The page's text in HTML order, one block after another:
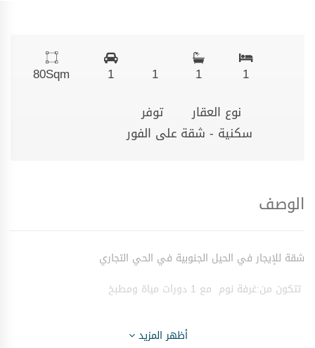
1
1
1
1
80Sqm
نوع العقار
سكنية - شقة
توفر
على الفور
الوصف
شقة للإيجار في الحيل الجنوبية في الحي التجاري
تتكون من:غرفة نوم مع 1 دورات مياة ومطبخ
أظهر المزيد